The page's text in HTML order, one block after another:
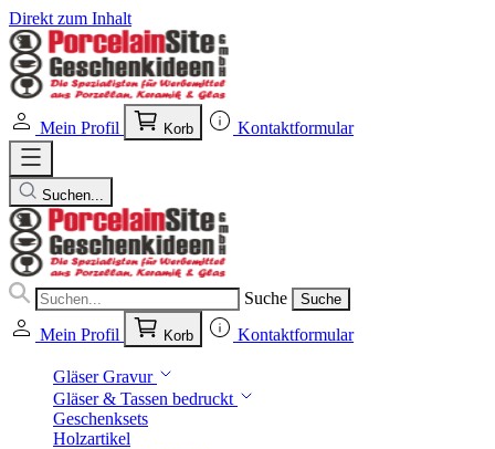
Direkt zum Inhalt
Mein Profil Korb Kontaktformular
Suchen...
Suche Suche
Mein Profil Korb Kontaktformular
Gläser Gravur
Gläser & Tassen bedruckt
Geschenksets
Holzartikel